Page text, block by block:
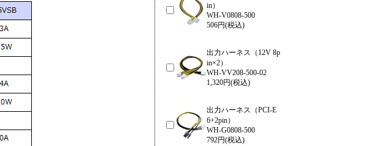
in）
WH-V0808-500
506円(税込)
出力ハーネス（12V 8p
in×2）
WH-VV208-500-02
1,320円(税込)
出力ハーネス（PCI-E
6+2pin）
WH-G0808-500
792円(税込)